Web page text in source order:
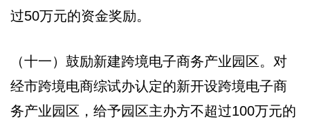
过50万元的资金奖励。
（十一）鼓励新建跨境电子商务产业园区。对
经市跨境电商综试办认定的新开设跨境电子商
务产业园区，给予园区主办方不超过100万元的